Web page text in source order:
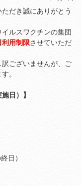
だき誠にありがとう
ルスワクチンの集団
利用制限させていただ
ございませんが、ご
。
日）】
日）